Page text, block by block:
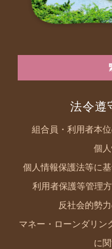
法令遵
組合員・利用者本
個
個人情報保護法等に
利用者保護等管理
反社会的勢
マネー・ローンダリン
に